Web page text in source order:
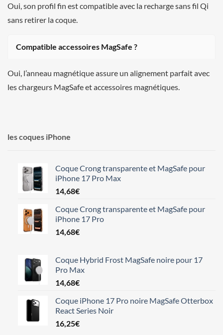
Oui, son profil fin est compatible avec la recharge sans fil Qi
sans retirer la coque.
Compatible accessoires MagSafe ?
Oui, l’anneau magnétique assure un alignement parfait avec
les chargeurs MagSafe et accessoires magnétiques.
les coques iPhone
Coque Crong transparente et MagSafe pour
iPhone 17 Pro Max
14,68€
Coque Crong transparente et MagSafe pour
iPhone 17 Pro
14,68€
Coque Hybrid Frost MagSafe noire pour 17
Pro Max
14,68€
Coque iPhone 17 Pro noire MagSafe Otterbox
React Series Noir
16,25€